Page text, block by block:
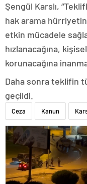
Şengül Karslı,
hak arama
etkin mücadele
hızlanacağına,
korunacağına
Daha sonra teklifin
geçildi.
Ceza Kanun